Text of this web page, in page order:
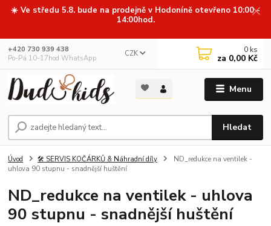
☀️ Ve středu 5.8. bude na prodejně v Hodoníně otevřeno 10:00 -
14:00hod.
Menu
CZK
Hledat
+420 730 939 438
Po-Pá 10-17hod WhatsApp
0 ks
za 0,00 Kč
Úvod 🛠️ SERVIS KOČÁRKŮ & Náhradní díly
ND_redukce na ventilek -
uhlova 90 stupnu - snadnější huštění
ND_redukce na ventilek - uhlova
90 stupnu - snadnější huštění